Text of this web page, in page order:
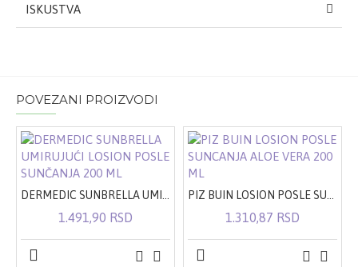
ISKUSTVA
POVEZANI PROIZVODI
DERMEDIC SUNBRELLA UMIRUJUĆI LOSION POSLE SUNČANJA 200 ML
1.491,90 RSD
PIZ BUIN LOSION POSLE SUNCANJA ALOE VERA 200 ML
1.310,87 RSD